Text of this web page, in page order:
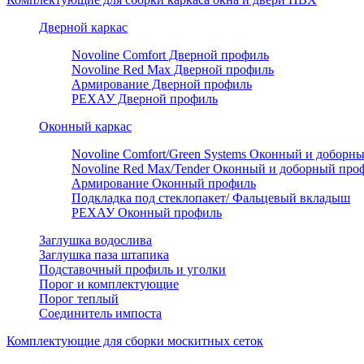
Дверной каркас
Novoline Comfort Дверной профиль
Novoline Red Мax Дверной профиль
Армирование Дверной профиль
РЕХАУ Дверной профиль
Оконный каркас
Novoline Comfort/Green Systems Оконный и
Novoline Red Max/Tender Оконный и доборный
Армирование Оконный профиль
Подкладка под стеклопакет/ Фальцевый вкладыш
РЕХАУ Оконный профиль
Заглушка водослива
Заглушка паза штапика
Подставочный профиль и уголки
Порог и комплектующие
Порог теплый
Соединитель импоста
Комплектующие для сборки москитных сеток